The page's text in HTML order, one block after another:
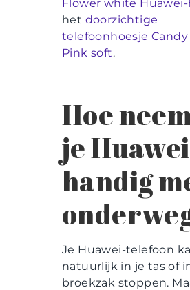
Flower white Huawei-
het doorzichtige
telefoonhoesje
Pink soft.
Hoe
je Huawei
handig
Je Huawei-telefoon
natuurlijk in je tas of
broekzak stoppen.